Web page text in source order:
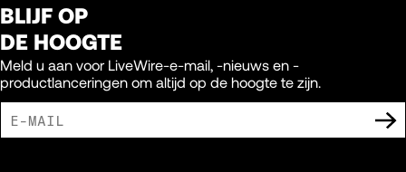
BLIJF OP
DE HOOGTE
Meld u aan voor LiveWire-e-mail, -nieuws en -
productlanceringen om altijd op de hoogte te zijn.